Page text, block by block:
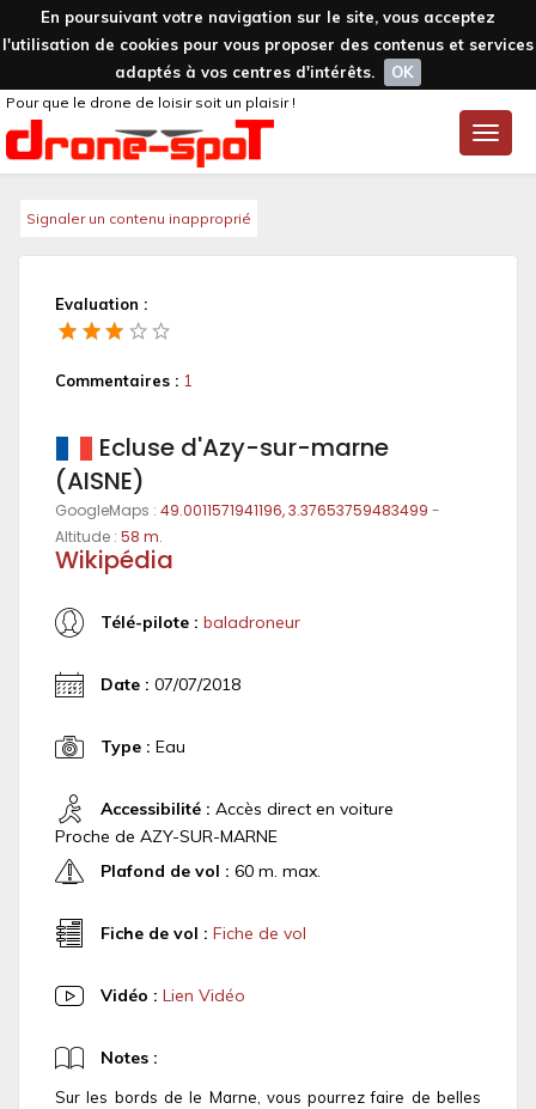
En poursuivant votre navigation sur le site, vous acceptez
l'utilisation de cookies pour vous proposer des contenus et services
adaptés à vos centres d'intérêts.
OK
Toggle
Pour que le drone de loisir soit un plaisir !
Signaler un contenu inapproprié
Evaluation :
Commentaires : 1
Ecluse d'Azy-sur-marne
(AISNE)
GoogleMaps : 49.0011571941196, 3.37653759483499 -
Altitude : 58 m.
Wikipédia
Télé-pilote : baladroneur
Date : 07/07/2018
Type : Eau
Accessibilité : Accès direct en voiture
Proche de AZY-SUR-MARNE
Plafond de vol : 60 m. max.
Fiche de vol : Fiche de vol
Vidéo : Lien Vidéo
Notes :
Sur les bords de le Marne, vous pourrez faire de belles